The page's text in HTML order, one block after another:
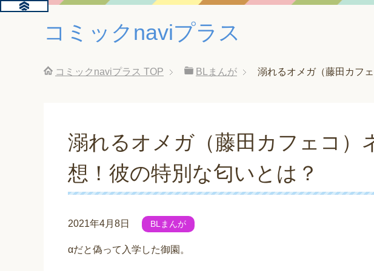
コミックnaviプラス
コミックnaviプラス TOP BLまんが 溺れるオメガ（藤田カフ
溺れるオメガ（藤田カフェコ）
想！彼の特別な匂いとは？
2021年4月8日 BLまんが
αだと偽って入学した御園。